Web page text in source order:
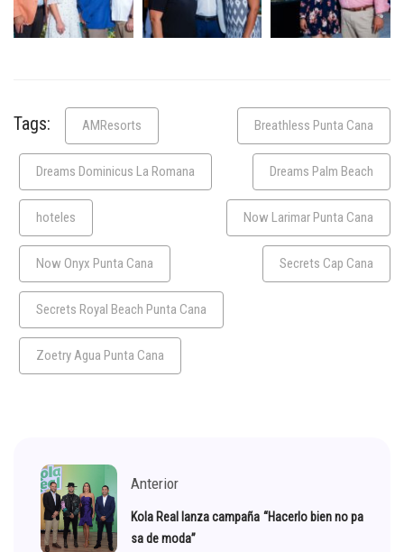
Tags: AMResorts Breathless Punta Cana
Dreams Dominicus La Romana Dreams Palm Beach
hoteles Now Larimar Punta Cana
Now Onyx Punta Cana Secrets Cap Cana
Secrets Royal Beach Punta Cana
Zoetry Agua Punta Cana
Anterior
Kola Real lanza campaña “Hacerlo bien no pa
sa de moda”